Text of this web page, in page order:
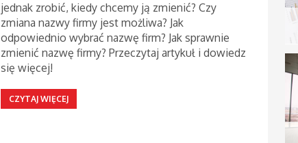
jednak zrobić, kiedy chcemy ją zmienić? Czy
zmiana nazwy firmy jest możliwa? Jak
odpowiednio wybrać nazwę firm? Jak sprawnie
zmienić nazwę firmy? Przeczytaj artykuł i dowiedz
się więcej!
CZYTAJ WIĘCEJ